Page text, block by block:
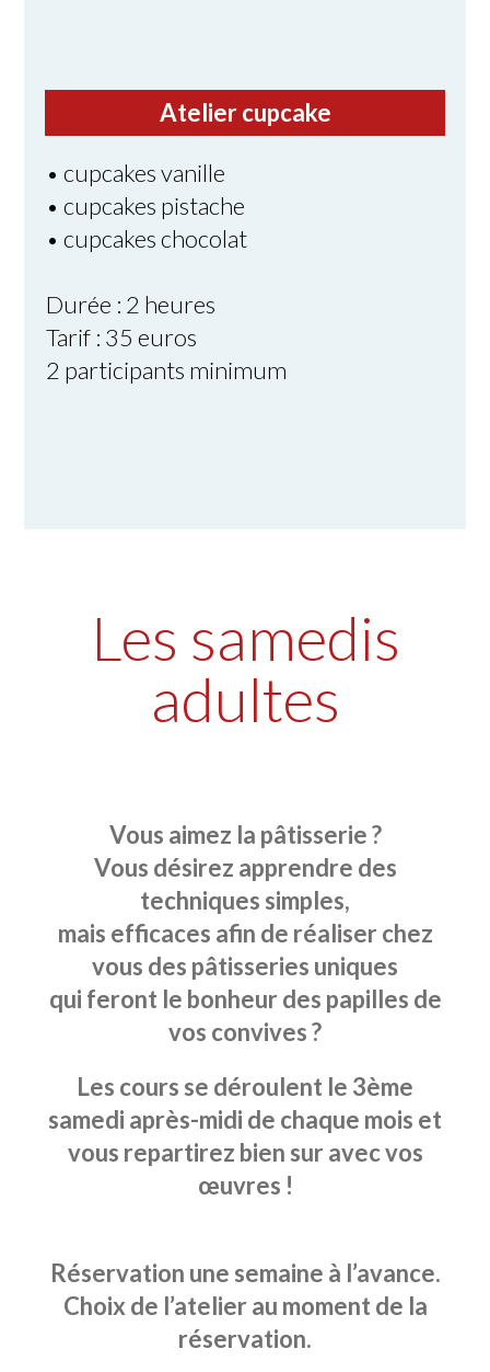
Atelier cupcake
• cupcakes vanille
• cupcakes pistache
• cupcakes chocolat
Durée : 2 heures
Tarif : 35 euros
2 participants minimum
Les samedis
adultes
Vous aimez la pâtisserie ?
Vous désirez apprendre des
techniques simples,
mais efficaces afin de réaliser chez
vous des pâtisseries uniques
qui feront le bonheur des papilles de
vos convives ?
Les cours se déroulent le 3ème
samedi après-midi de chaque mois et
vous repartirez bien sur avec vos
œuvres !
Réservation une semaine à l’avance.
Choix de l’atelier au moment de la
réservation.